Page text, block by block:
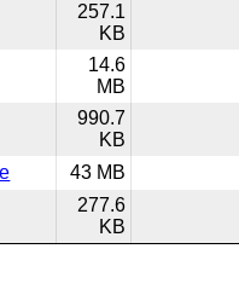
257.1
KB
14.6
MB
990.7
KB
43 MB
277.6
KB